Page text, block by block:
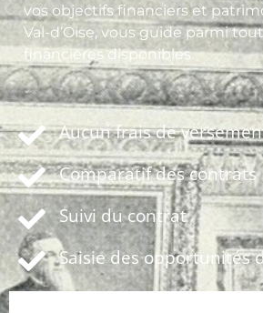
vos objectifs financiers et
Val-d’Oise, vous guide parmi
financières disponibles.
Aucun frais de
Comparatif des contrats
Suivi du contrat
Saisie des opportunités